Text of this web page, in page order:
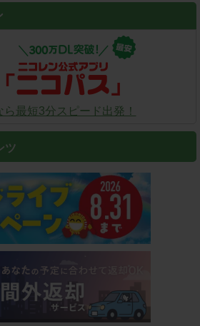
最短3分スピード出発！
ツ